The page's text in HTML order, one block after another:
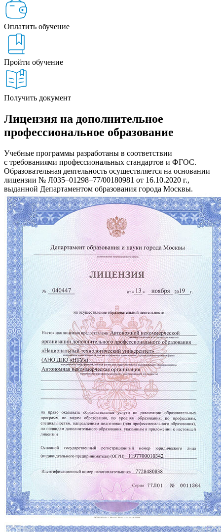
Оплатить обучение
Пройти обучение
Получить документ
Лицензия на дополнительное
профессиональное образование
Учебные программы разработаны в соответствии
с требованиями профессиональных стандартов и ФГОС.
Образовательная деятельность осуществляется на основании
лицензии № Л035–01298–77/00180981 от 16.10.2020 г.,
выданной Департаментом образования города Москвы.